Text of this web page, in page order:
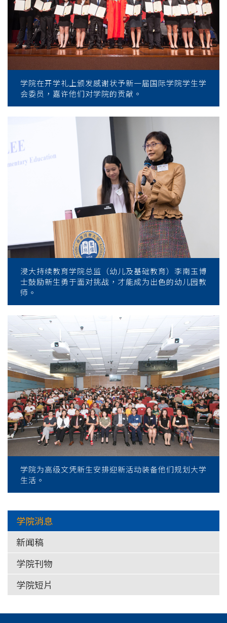
学院在开学礼上颁发感谢状予新一届国际学院学生学
会委员，嘉许他们对学院的贡献。
浸大持续教育学院总监（幼儿及基础教育）李南玉博
士鼓励新生勇于面对挑战，才能成为出色的幼儿园教
师。
学院为高级文凭新生安排迎新活动装备他们规划大学
生活。
学院消息
新闻稿
学院刊物
学院短片